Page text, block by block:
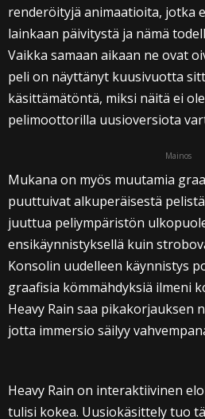
renderöityjä animaatioita, jotka
lainkaan päivitystä ja nämä
Vaikka samaan aikaan ne ovat
peli on näyttänyt kuusivuotta
käsittämätöntä, miksi näitä ei
pelimoottorilla uusioversiota
Mainos
Mukana on myös muutamia
puuttuivat alkuperäisestä
juuttua peliympäristön
ensikäynnistyksellä kuin
Konsolin uudelleen käynnistys
graafisia kömmähdyksiä ilmeni
Heavy Rain saa pikakorjauksen
jotta immersio säilyy
Heavy Rain on interaktiivinen
tulisi kokea. Uusiokäsittely tuo